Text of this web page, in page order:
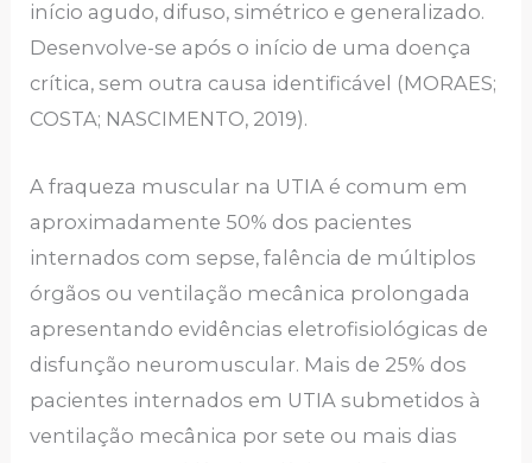
início agudo, difuso, simétrico e generalizado.
Desenvolve-se após o início de uma doença
crítica, sem outra causa identificável (MORAES;
COSTA; NASCIMENTO, 2019).
A fraqueza muscular na UTIA é comum em
aproximadamente 50% dos pacientes
internados com sepse, falência de múltiplos
órgãos ou ventilação mecânica prolongada
apresentando evidências eletrofisiológicas de
disfunção neuromuscular. Mais de 25% dos
pacientes internados em UTIA submetidos à
ventilação mecânica por sete ou mais dias